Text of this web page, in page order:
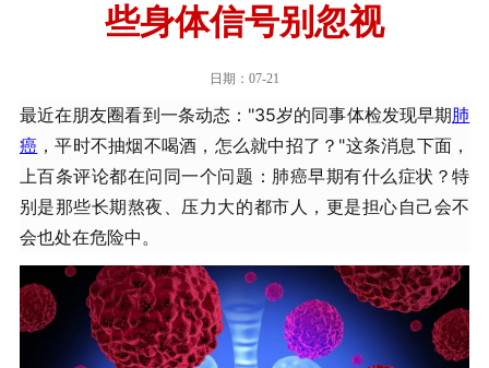
些身体信号别忽视
日期：07-21
最近在朋友圈看到一条动态："35岁的同事体检发现早期肺
癌 ，平时不抽烟不喝酒，怎么就中招了？"这条消息下面，
上百条评论都在问同一个问题：肺癌早期有什么症状？特
别是那些长期熬夜、压力大的都市人，更是担心自己会不
会也处在危险中。